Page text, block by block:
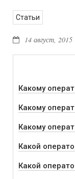
Статьи
14 август, 2015
Какому
Какому
Какому
Какой
Какой